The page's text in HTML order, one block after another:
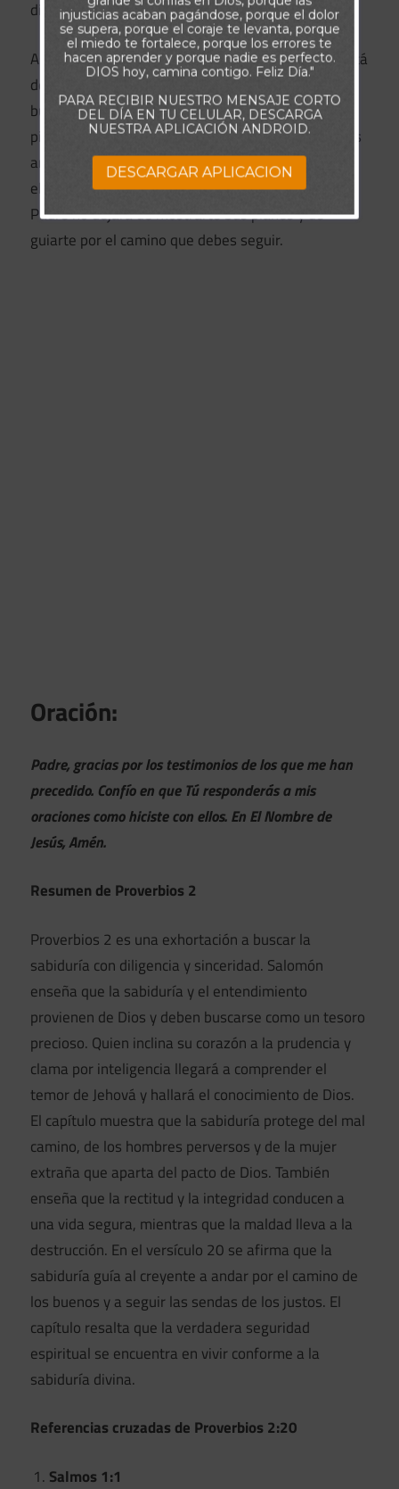
dijera: «Has pedido y te he respondido».
Así que si alguna prueba, tentación o desafío te está
desgarrando, no te rindas. Aunque lleves tiempo
buscando la dirección de Dios, sigue buscando,
pidiendo y llamando (Mateo 7:7-8). Otros creyentes
antes que tú han estado donde tú estás, y todos
ellos lo encontraron fiel. Tú también lo harás. El
Padre no dejará de mostrarte Sus planes y de
guiarte por el camino que debes seguir.
Oración:
Padre, gracias por los testimonios de los que me han
precedido. Confío en que Tú responderás a mis
oraciones como hiciste con ellos. En El Nombre de
Jesús, Amén.
Resumen de Proverbios 2
Proverbios 2 es una exhortación a buscar la
sabiduría con diligencia y sinceridad. Salomón
enseña que la sabiduría y el entendimiento
provienen de Dios y deben buscarse como un tesoro
precioso. Quien inclina su corazón a la prudencia y
clama por inteligencia llegará a comprender el
temor de Jehová y hallará el conocimiento de Dios.
El capítulo muestra que la sabiduría protege del mal
camino, de los hombres perversos y de la mujer
extraña que aparta del pacto de Dios. También
enseña que la rectitud y la integridad conducen a
una vida segura, mientras que la maldad lleva a la
destrucción. En el versículo 20 se afirma que la
sabiduría guía al creyente a andar por el camino de
los buenos y a seguir las sendas de los justos. El
capítulo resalta que la verdadera seguridad
espiritual se encuentra en vivir conforme a la
sabiduría divina.
Referencias cruzadas de Proverbios 2:20
Salmos 1:1
injusticias acaban pagándose, porque el dolor
se supera, porque el coraje te levanta, porque
el miedo te fortalece, porque los errores te
hacen aprender y porque nadie es perfecto.
DIOS hoy, camina contigo. Feliz Día."
PARA RECIBIR NUESTRO MENSAJE CORTO
DEL DÍA EN TU CELULAR, DESCARGA
NUESTRA APLICACIÓN ANDROID.
DESCARGAR APLICACION